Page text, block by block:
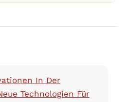
In Der
Technologien Für